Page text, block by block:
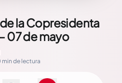
la Copresidenta
07 de mayo
min de lectura